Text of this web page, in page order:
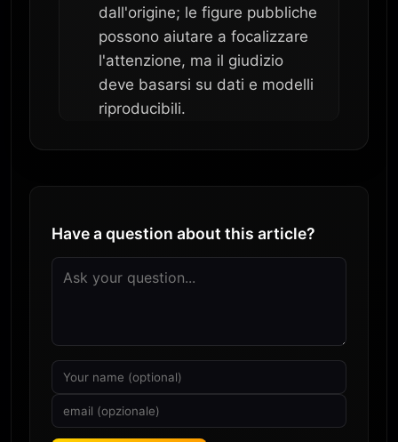
dall'origine; le figure pubbliche
possono aiutare a focalizzare
l'attenzione, ma il giudizio
deve basarsi su dati e modelli
riproducibili.
Have a question about this article?